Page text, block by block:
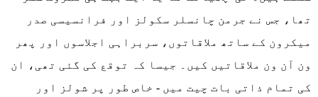
تھا، جس نے جرمن چانسلر سکولز اور فرانسیسی صدر
میکرون کے ساتھ ملاقاتوں، سربراہی اجلاسوں اور پھر
ون آن ون ملاقاتیں کیں۔ جیسا کہ توقع کی گئی تھی، ان
کی تمام ذاتی بات چیت میں - خاص طور پر شولز اور